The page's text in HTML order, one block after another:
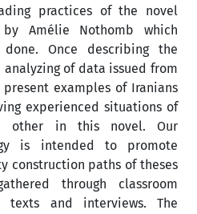
practices of the novel
Amélie Nothomb which
Once describing the
of data issued from
examples of Iranians
experienced situations of
other in this novel. Our
is intended to promote
construction paths of theses
through classroom
texts and interviews. The